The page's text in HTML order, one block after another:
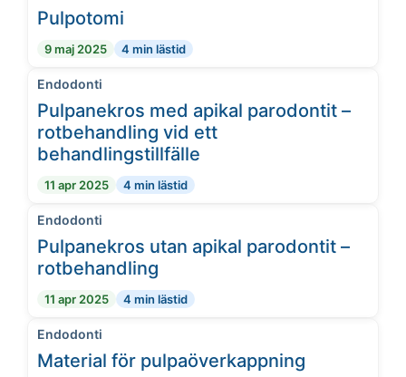
Pulpotomi
9 maj 2025 4 min lästid
Endodonti
Pulpanekros med apikal parodontit –
rotbehandling vid ett
behandlingstillfälle
11 apr 2025 4 min lästid
Endodonti
Pulpanekros utan apikal parodontit –
rotbehandling
11 apr 2025 4 min lästid
Endodonti
Material för pulpaöverkappning